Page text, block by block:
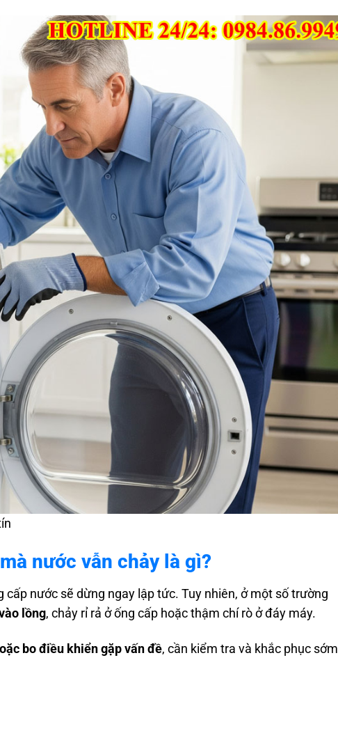
nước vẫn chảy là gì?
nước sẽ dừng ngay lập tức. Tuy nhiên, ở một số trường
lồng, chảy rỉ rả ở ống cấp hoặc thậm chí rò ở đáy máy.
bo điều khiển gặp vấn đề, cần kiểm tra và khắc phục sớm